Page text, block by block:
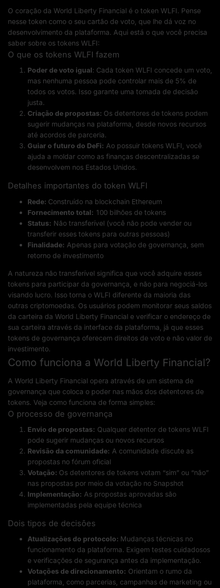
O coração da World Liberty Financial é o token WLFI. Pense
nesse token como o seu cartão de voto, que lhe dá voz no
desenvolvimento da plataforma. Aqui está o que você precisa
saber sobre os tokens WLFI:
O que os tokens WLFI fazem
Poder de voto igual: Cada token WLFI concede um voto,
mas nenhuma pessoa pode controlar mais de 5% de
todos os votos. Isso garante uma tomada de decisão
justa.
Criação de propostas: Os detentores de tokens podem
sugerir mudanças na plataforma, desde novos recursos
até acordos de parceria.
Guiar o futuro do DeFi: Ao possuir tokens WLFI, você
ajuda a moldar como as finanças descentralizadas se
desenvolvem nos Estados Unidos.
Detalhes importantes do token WLFI
Rede: Construído na blockchain Ethereum
Fornecimento total: 100 bilhões de tokens
Status: Não transferível (você não pode vender ou
transferir esses tokens para outras pessoas)
Finalidade: Apenas para votação de governança, sem
retorno de investimento
A natureza não transferível significa que você adquire esses
tokens para participar da governança, e não para negociá-los
visando lucro. Isso torna o WLFI diferente da maioria das
outras criptomoedas. Os usuários podem monitorar seus saldos
da carteira da World Liberty Financial e verificar o endereço de
sua carteira através da interface da plataforma, já que esses
tokens de governança oferecem direitos de voto e não valor de
investimento.
Como funciona a World Liberty Financial?
A World Liberty Financial opera através de um sistema de
governança que coloca o poder nas mãos dos detentores de
tokens. Veja como funciona de forma simples:
O processo de governança
Envio de propostas: Qualquer detentor de tokens WLFI
pode sugerir mudanças ou novos recursos
Revisão da comunidade: A comunidade discute as
propostas no fórum oficial
Votação: Os detentores de tokens votam “sim” ou “não”
nas propostas por meio da votação no Snapshot
Implementação: As propostas aprovadas são
implementadas pela equipe técnica
Dois tipos de decisões
Atualizações do protocolo: Mudanças técnicas no
funcionamento da plataforma. Exigem testes cuidadosos
e verificações de segurança antes da implementação.
Votações de direcionamento: Orientam o rumo da
plataforma, como parcerias, campanhas de marketing ou